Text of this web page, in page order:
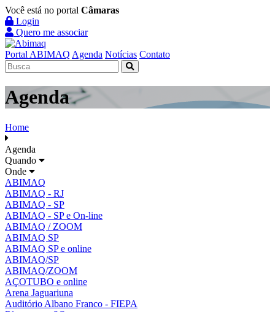
Você está no portal Câmaras
Login
Quero me associar
Portal ABIMAQ Agenda Notícias Contato
Agenda
Home
Agenda
Quando
Onde
ABIMAQ
ABIMAQ - RJ
ABIMAQ - SP
ABIMAQ - SP e On-line
ABIMAQ / ZOOM
ABIMAQ SP
ABIMAQ SP e online
ABIMAQ/SP
ABIMAQ/ZOOM
AÇOTUBO e online
Arena Jaguariuna
Auditório Albano Franco - FIEPA